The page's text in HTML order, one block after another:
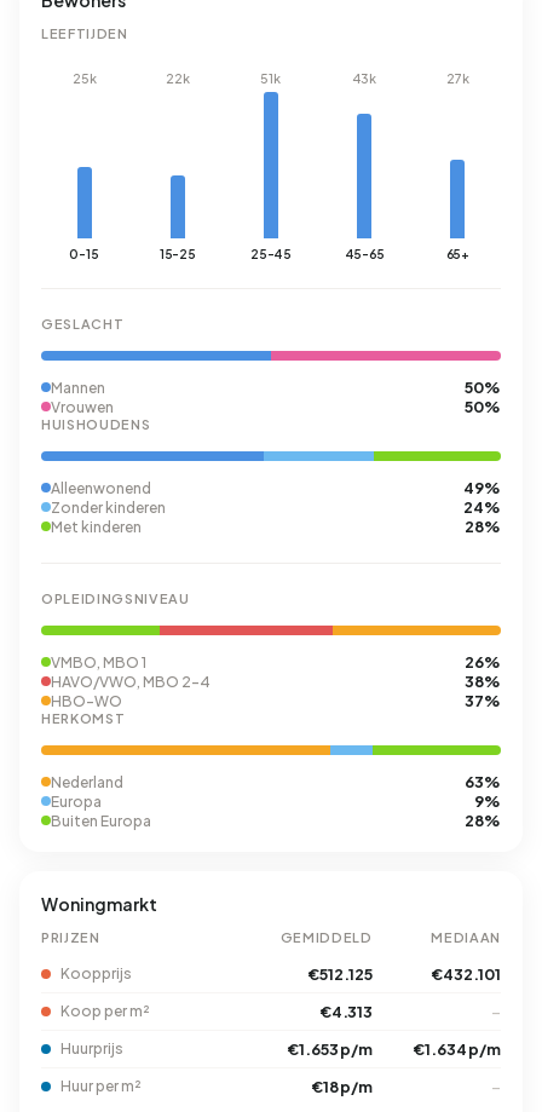
LEEFTIJDEN
25k
0-15
22k
15-25
51k
25-45
43k
45-65
27k
65+
GESLACHT
Mannen 50%
Vrouwen 50%
HUISHOUDENS
Alleenwonend 49%
Zonder kinderen 24%
Met kinderen 28%
OPLEIDINGSNIVEAU
VMBO, MBO 1 26%
HAVO/VWO, MBO 2-4 38%
HBO-WO 37%
HERKOMST
Nederland 63%
Europa 9%
Buiten Europa 28%
Woningmarkt
PRIJZEN GEMIDDELD MEDIAAN
Koopprijs €512.125 €432.101
Koop per m² €4.313 –
Huurprijs €1.653 p/m €1.634 p/m
Huur per m² €18 p/m –